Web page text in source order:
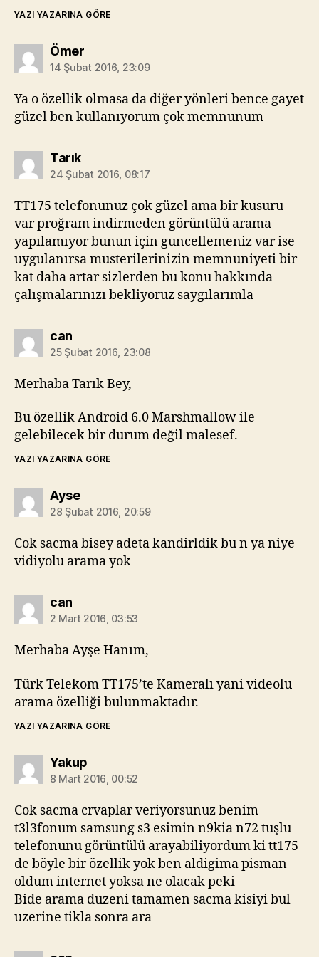
YAZI YAZARINA GÖRE
Ömerdiyorki:
14 Şubat 2016, 23:09
Ya o özellik olmasa da diğer yönleri bence gayet
güzel ben kullanıyorum çok memnunum
Tarıkdiyorki:
24 Şubat 2016, 08:17
TT175 telefonunuz çok güzel ama bir kusuru
var proğram indirmeden görüntülü arama
yapılamıyor bunun için guncellemeniz var ise
uygulanırsa musterilerinizin memnuniyeti bir
kat daha artar sizlerden bu konu hakkında
çalışmalarınızı bekliyoruz saygılarımla
candiyorki:
25 Şubat 2016, 23:08
Merhaba Tarık Bey,
Bu özellik Android 6.0 Marshmallow ile
gelebilecek bir durum değil malesef.
YAZI YAZARINA GÖRE
Aysediyorki:
28 Şubat 2016, 20:59
Cok sacma bisey adeta kandirldik bu n ya niye
vidiyolu arama yok
candiyorki:
2 Mart 2016, 03:53
Merhaba Ayşe Hanım,
Türk Telekom TT175’te Kameralı yani videolu
arama özelliği bulunmaktadır.
YAZI YAZARINA GÖRE
Yakupdiyorki:
8 Mart 2016, 00:52
Cok sacma crvaplar veriyorsunuz benim
t3l3fonum samsung s3 esimin n9kia n72 tuşlu
telefonunu görüntülü arayabiliyordum ki tt175
de böyle bir özellik yok ben aldigima pisman
oldum internet yoksa ne olacak peki
Bide arama duzeni tamamen sacma kisiyi bul
uzerine tikla sonra ara